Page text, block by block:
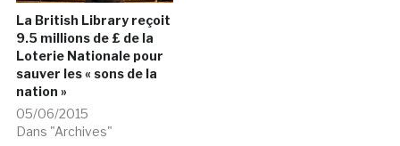
La British Library reçoit
9.5 millions de £ de la
Loterie Nationale pour
sauver les « sons de la
nation »
05/06/2015
Dans "Archives"